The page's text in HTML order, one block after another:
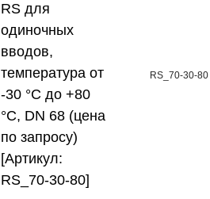
RS для
одиночных
вводов,
температура от
-30 °C до +80
°C, DN 68 (цена
по запросу)
[Артикул:
RS_70-30-80]
RS_70-30-80